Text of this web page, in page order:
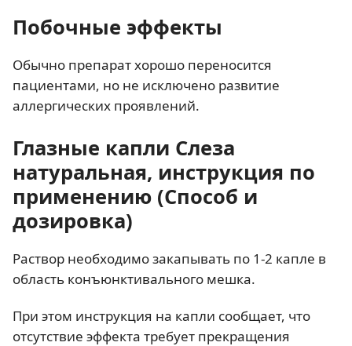
Побочные эффекты
Обычно препарат хорошо переносится
пациентами, но не исключено развитие
аллергических проявлений.
Глазные капли Слеза
натуральная, инструкция по
применению (Способ и
дозировка)
Раствор необходимо закапывать по 1-2 капле в
область конъюнктивального мешка.
При этом инструкция на капли сообщает, что
отсутствие эффекта требует прекращения